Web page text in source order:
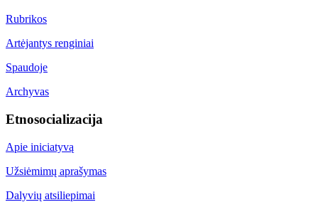
Rubrikos
Artėjantys renginiai
Spaudoje
Archyvas
Etnosocializacija
Apie iniciatyvą
Užsiėmimų aprašymas
Dalyvių atsiliepimai